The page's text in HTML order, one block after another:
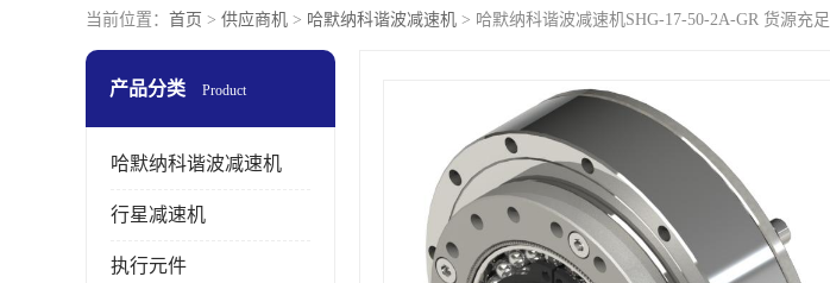
当前位置： 首页 > 供应商机 > 哈默纳科谐波减速机 > 哈默纳科谐波减速机SHG-17-50-2A-GR 货源充足
产品分类 Product
哈默纳科谐波减速机
行星减速机
执行元件